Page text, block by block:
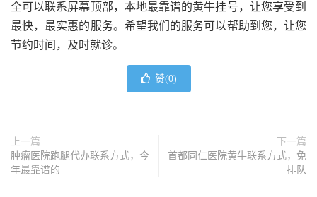
全可以联系屏幕顶部，本地最靠谱的黄牛挂号，让您享受到
最快，最实惠的服务。希望我们的服务可以帮助到您，让您
节约时间，及时就诊。
赞(0)
上一篇
肿瘤医院跑腿代办联系方式，今
年最靠谱的
下一篇
首都同仁医院黄牛联系方式，免
排队